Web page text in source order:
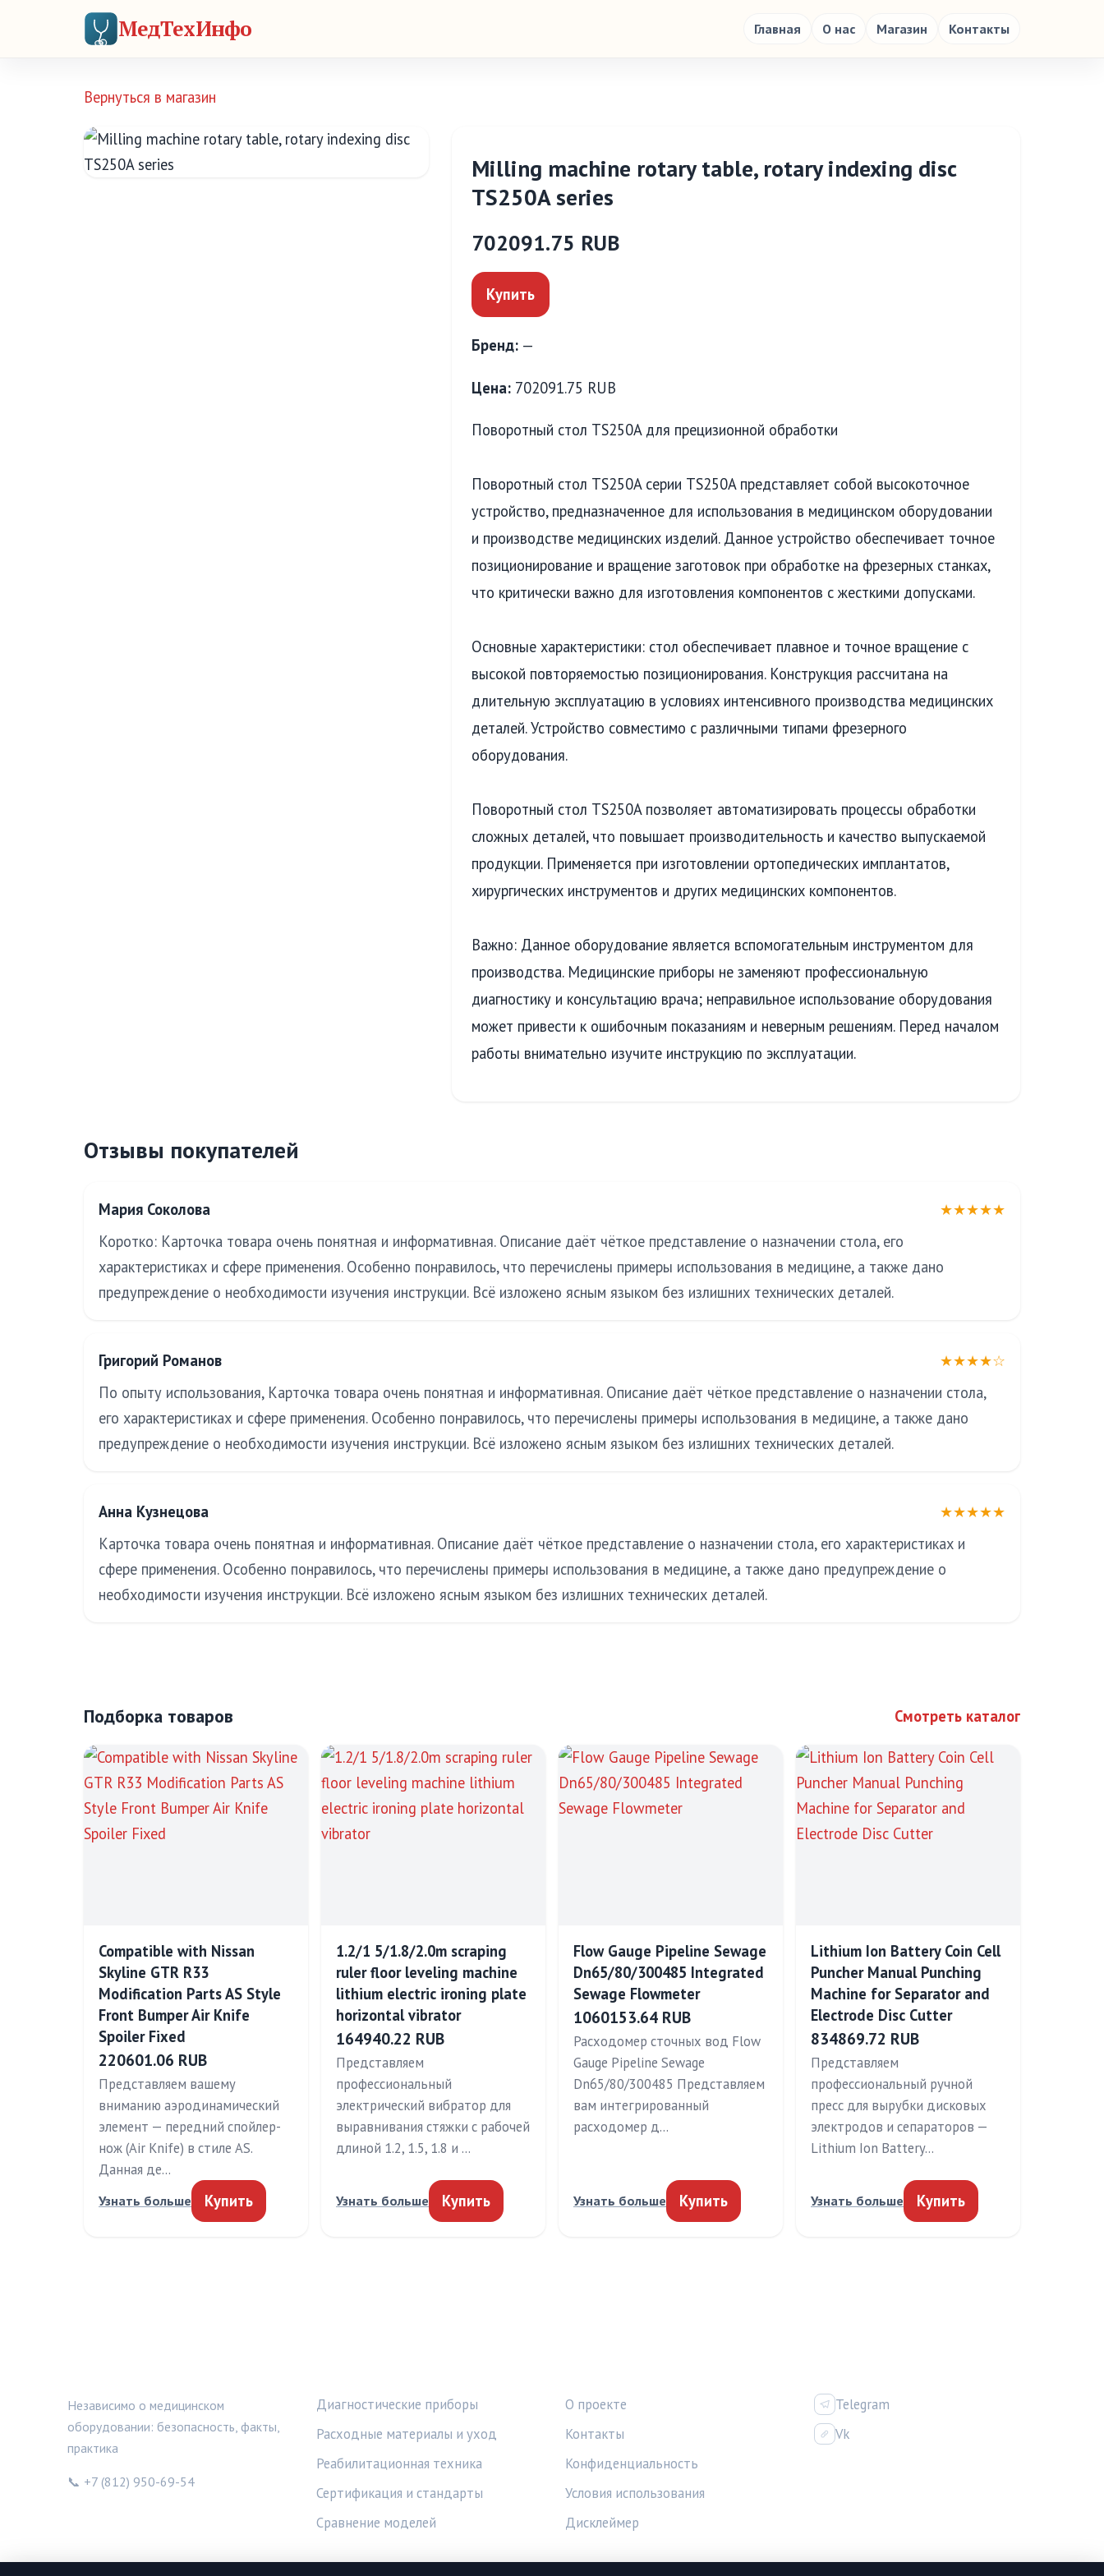
МедТехИнфо Главная О нас Магазин Контакты
Вернуться в магазин
Milling machine rotary table, rotary indexing disc
TS250A series
702091.75 RUB
Купить
Бренд: —
Цена: 702091.75 RUB
Поворотный стол TS250A для прецизионной обработки
Поворотный стол TS250A серии TS250A представляет собой высокоточное
устройство, предназначенное для использования в медицинском оборудовании
и производстве медицинских изделий. Данное устройство обеспечивает точное
позиционирование и вращение заготовок при обработке на фрезерных станках,
что критически важно для изготовления компонентов с жесткими допусками.
Основные характеристики: стол обеспечивает плавное и точное вращение с
высокой повторяемостью позиционирования. Конструкция рассчитана на
длительную эксплуатацию в условиях интенсивного производства медицинских
деталей. Устройство совместимо с различными типами фрезерного
оборудования.
Поворотный стол TS250A позволяет автоматизировать процессы обработки
сложных деталей, что повышает производительность и качество выпускаемой
продукции. Применяется при изготовлении ортопедических имплантатов,
хирургических инструментов и других медицинских компонентов.
Важно: Данное оборудование является вспомогательным инструментом для
производства. Медицинские приборы не заменяют профессиональную
диагностику и консультацию врача; неправильное использование оборудования
может привести к ошибочным показаниям и неверным решениям. Перед началом
работы внимательно изучите инструкцию по эксплуатации.
Отзывы покупателей
Мария Соколова
★★★★★
Коротко: Карточка товара очень понятная и информативная. Описание даёт чёткое представление о назначении стола, его
характеристиках и сфере применения. Особенно понравилось, что перечислены примеры использования в медицине, а также дано
предупреждение о необходимости изучения инструкции. Всё изложено ясным языком без излишних технических деталей.
Григорий Романов
★★★★☆
По опыту использования, Карточка товара очень понятная и информативная. Описание даёт чёткое представление о назначении стола,
его характеристиках и сфере применения. Особенно понравилось, что перечислены примеры использования в медицине, а также дано
предупреждение о необходимости изучения инструкции. Всё изложено ясным языком без излишних технических деталей.
Анна Кузнецова
★★★★★
Карточка товара очень понятная и информативная. Описание даёт чёткое представление о назначении стола, его характеристиках и
сфере применения. Особенно понравилось, что перечислены примеры использования в медицине, а также дано предупреждение о
необходимости изучения инструкции. Всё изложено ясным языком без излишних технических деталей.
Подборка товаров Смотреть каталог
Compatible with Nissan
Skyline GTR R33
Modification Parts AS Style
Front Bumper Air Knife
Spoiler Fixed
220601.06 RUB
Представляем вашему
вниманию аэродинамический
элемент — передний спойлер-
нож (Air Knife) в стиле AS.
Данная де…
Узнать больше Купить
1.2/1 5/1.8/2.0m scraping
ruler floor leveling machine
lithium electric ironing plate
horizontal vibrator
164940.22 RUB
Представляем
профессиональный
электрический вибратор для
выравнивания стяжки с рабочей
длиной 1.2, 1.5, 1.8 и …
Узнать больше Купить
Flow Gauge Pipeline Sewage
Dn65/80/300485 Integrated
Sewage Flowmeter
1060153.64 RUB
Расходомер сточных вод Flow
Gauge Pipeline Sewage
Dn65/80/300485 Представляем
вам интегрированный
расходомер д…
Узнать больше Купить
Lithium Ion Battery Coin Cell
Puncher Manual Punching
Machine for Separator and
Electrode Disc Cutter
834869.72 RUB
Представляем
профессиональный ручной
пресс для вырубки дисковых
электродов и сепараторов —
Lithium Ion Battery…
Узнать больше Купить
Независимо о медицинском
оборудовании: безопасность, факты,
практика
📞 +7 (812) 950-69-54
Диагностические приборы
Расходные материалы и уход
Реабилитационная техника
Сертификация и стандарты
Сравнение моделей
О проекте
Контакты
Конфиденциальность
Условия использования
Дисклеймер
Telegram
Vk